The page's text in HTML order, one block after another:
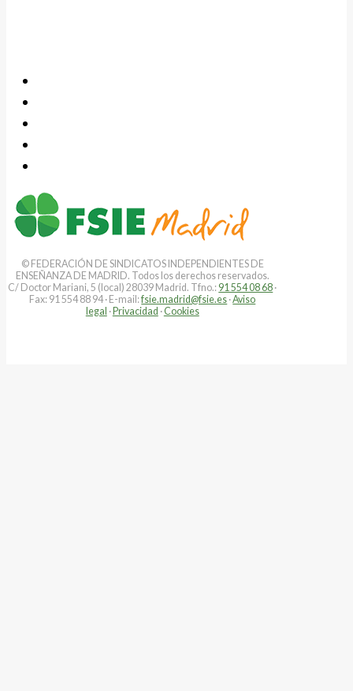
© FEDERACIÓN DE SINDICATOS INDEPENDIENTES DE
ENSEÑANZA DE MADRID. Todos los derechos reservados.
C/ Doctor Mariani, 5 (local) 28039 Madrid. Tfno.: 91 554 08 68 ·
Fax: 91 554 88 94 · E-mail:fsie.madrid@fsie.es ·Aviso
legal ·Privacidad · Cookies